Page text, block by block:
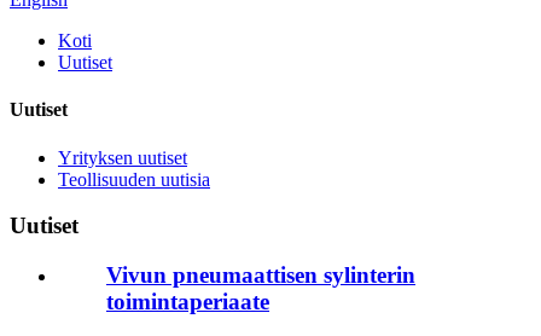
Koti
Uutiset
Uutiset
Yrityksen uutiset
Teollisuuden uutisia
Uutiset
Vivun pneumaattisen sylinterin
toimintaperiaate